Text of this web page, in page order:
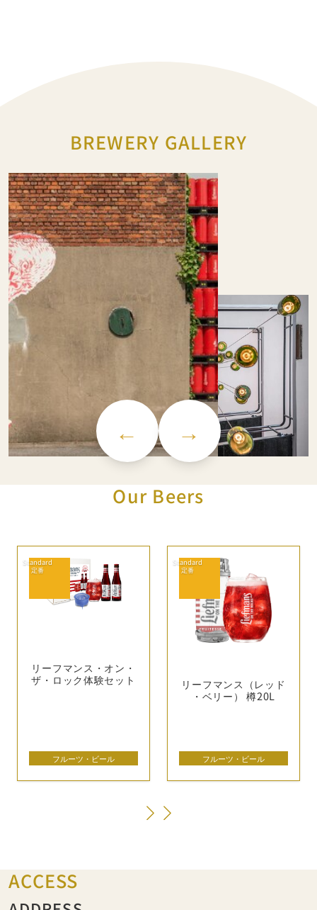
BREWERY GALLERY
← →
Our Beers
リーフマンス・ オン・
ザ・ ロック体験セット
フルーツ・ビール
リーフマンス（レッド
・ ベリー） 樽20L
フルーツ・ビール
ACCESS